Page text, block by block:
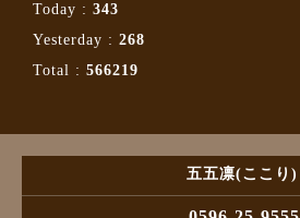
Today : 343
Yesterday : 268
Total : 566219
五五凛(ここり)